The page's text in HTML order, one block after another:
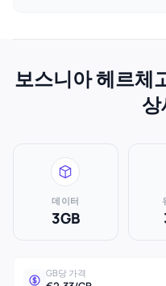
보스니아 헤르체
데이터
3GB
GB당 가격